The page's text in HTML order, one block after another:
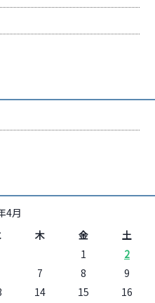
4月
木 金 土
1
2
7 8
9
14 15
16